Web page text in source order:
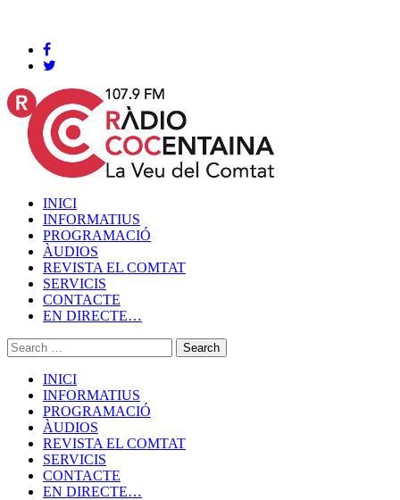
INICI
INFORMATIUS
PROGRAMACIÓ
ÀUDIOS
REVISTA EL COMTAT
SERVICIS
CONTACTE
EN DIRECTE…
INICI
INFORMATIUS
PROGRAMACIÓ
ÀUDIOS
REVISTA EL COMTAT
SERVICIS
CONTACTE
EN DIRECTE…